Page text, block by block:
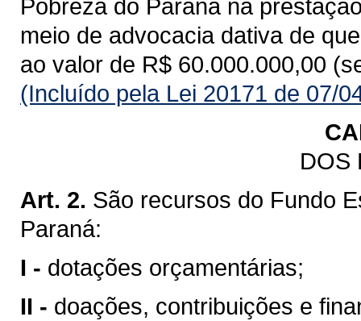
Pobreza do Paraná na
meio de advocacia dativa de
ao valor de R$ 60.000.000,00
(Incluído pela Lei 20171 de 07/
DOS
Art. 2. São recursos do Fundo
Paraná:
I - dotações orçamentárias;
II - doações, contribuições e